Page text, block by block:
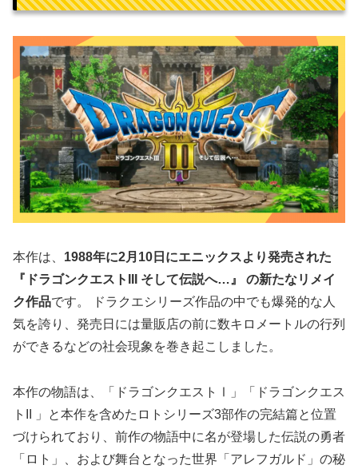
本作は、 1988年に2月10日にエニックスより発売された
『ドラゴンクエストIII そして伝説へ…』
の新たなリメイ
ク作品です。 ドラクエシリーズ作品の中でも爆発的な人
気を誇り、発売日には量販店の前に数キロメートルの行列
ができるなどの社会現象を巻き起こしました。
本作の物語は、「ドラゴンクエストⅠ」「ドラゴンクエス
トII 」と本作を含めたロトシリーズ3部作の完結篇と位置
づけられており、前作の物語中に名が登場した伝説の勇者
「ロト」、および舞台となった世界「アレフガルド」の秘